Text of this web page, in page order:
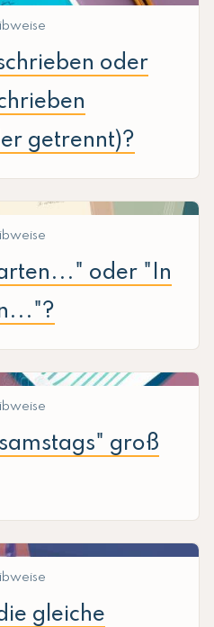
oder
getrennt)?
oder "In
groß
gleiche